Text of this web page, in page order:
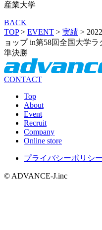
産業大学
BACK
TOP> EVENT > 実績 >
ョップ in第58回全国大学
準決勝
CONTACT
Top
About
Event
Recruit
Company
Online store
プライバシーポリシー
© ADVANCE-J.inc